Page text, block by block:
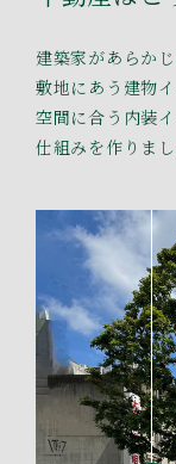
建築家があらか
敷地にあう建物イ
空間に合う内装
仕組みを作りまし